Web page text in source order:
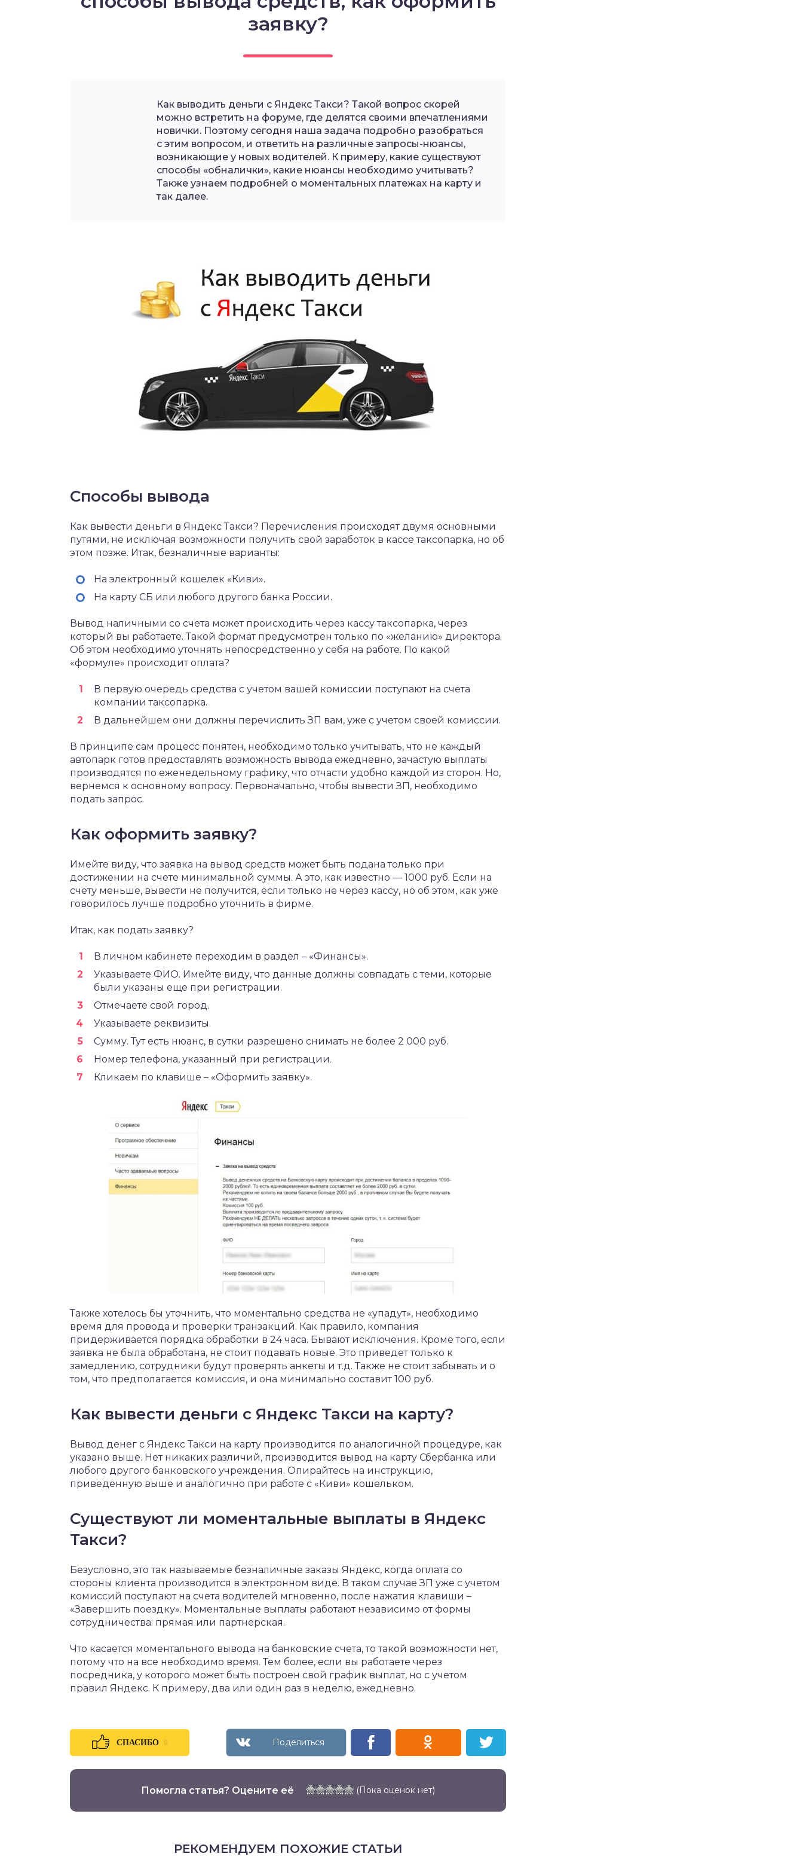
заявку?
Как выводить деньги с Яндекс Такси? Такой вопрос скорей
можно встретить на форуме, где делятся своими впечатлениями
новички. Поэтому сегодня наша задача подробно разобраться
с этим вопросом, и ответить на различные запросы-нюансы,
возникающие у новых водителей. К примеру, какие существуют
способы «обналички», какие нюансы необходимо учитывать?
Также узнаем подробней о моментальных платежах на карту и
так далее.
Способы вывода
Как вывести деньги в Яндекс Такси? Перечисления происходят двумя основными
путями, не исключая возможности получить свой заработок в кассе таксопарка, но об
этом позже. Итак, безналичные варианты:
На электронный кошелек «Киви».
На карту СБ или любого другого банка России.
Вывод наличными со счета может происходить через кассу таксопарка, через
который вы работаете. Такой формат предусмотрен только по «желанию» директора.
Об этом необходимо уточнять непосредственно у себя на работе. По какой
«формуле» происходит оплата?
В первую очередь средства с учетом вашей комиссии поступают на счета
компании таксопарка.
В дальнейшем они должны перечислить ЗП вам, уже с учетом своей комиссии.
В принципе сам процесс понятен, необходимо только учитывать, что не каждый
автопарк готов предоставлять возможность вывода ежедневно, зачастую выплаты
производятся по еженедельному графику, что отчасти удобно каждой из сторон. Но,
вернемся к основному вопросу. Первоначально, чтобы вывести ЗП, необходимо
подать запрос.
Как оформить заявку?
Имейте виду, что заявка на вывод средств может быть подана только при
достижении на счете минимальной суммы. А это, как известно — 1000 руб. Если на
счету меньше, вывести не получится, если только не через кассу, но об этом, как уже
говорилось лучше подробно уточнить в фирме.
Итак, как подать заявку?
В личном кабинете переходим в раздел – «Финансы».
Указываете ФИО. Имейте виду, что данные должны совпадать с теми, которые
были указаны еще при регистрации.
Отмечаете свой город.
Указываете реквизиты.
Сумму. Тут есть нюанс, в сутки разрешено снимать не более 2 000 руб.
Номер телефона, указанный при регистрации.
Кликаем по клавише – «Оформить заявку».
Также хотелось бы уточнить, что моментально средства не «упадут», необходимо
время для провода и проверки транзакций. Как правило, компания
придерживается порядка обработки в 24 часа. Бывают исключения. Кроме того, если
заявка не была обработана, не стоит подавать новые. Это приведет только к
замедлению, сотрудники будут проверять анкеты и т.д. Также не стоит забывать и о
том, что предполагается комиссия, и она минимально составит 100 руб.
Как вывести деньги с Яндекс Такси на карту?
Вывод денег с Яндекс Такси на карту производится по аналогичной процедуре, как
указано выше. Нет никаких различий, производится вывод на карту Сбербанка или
любого другого банковского учреждения. Опирайтесь на инструкцию,
приведенную выше и аналогично при работе с «Киви» кошельком.
Существуют ли моментальные выплаты в Яндекс
Такси?
Безусловно, это так называемые безналичные заказы Яндекс, когда оплата со
стороны клиента производится в электронном виде. В таком случае ЗП уже с учетом
комиссий поступают на счета водителей мгновенно, после нажатия клавиши –
«Завершить поездку». Моментальные выплаты работают независимо от формы
сотрудничества: прямая или партнерская.
Что касается моментального вывода на банковские счета, то такой возможности нет,
потому что на все необходимо время. Тем более, если вы работаете через
посредника, у которого может быть построен свой график выплат, но с учетом
правил Яндекс. К примеру, два или один раз в неделю, ежедневно.
СПАСИБО 0
Помогла статья? Оцените её (Пока оценок нет)
РЕКОМЕНДУЕМ ПОХОЖИЕ СТАТЬИ